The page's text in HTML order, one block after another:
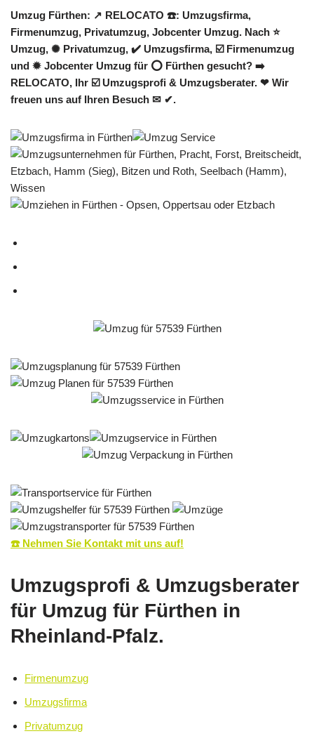
Umzug Fürthen: ↗️ RELOCATO ☎️: Umzugsfirma,
Firmenumzug, Privatumzug, Jobcenter Umzug. Nach ⭐
Umzug, ✺ Privatumzug, ✔️ Umzugsfirma, ☑️ Firmenumzug
und ✹ Jobcenter Umzug für ⭕ Fürthen gesucht? ➡️
RELOCATO, Ihr ☑️ Umzugsprofi & Umzugsberater. ❤ Wir
freuen uns auf Ihren Besuch ✉ ✔.
☎️ Nehmen Sie Kontakt mit uns auf!
Umzugsprofi & Umzugsberater
für Umzug für Fürthen in
Rheinland-Pfalz.
Firmenumzug
Umzugsfirma
Privatumzug